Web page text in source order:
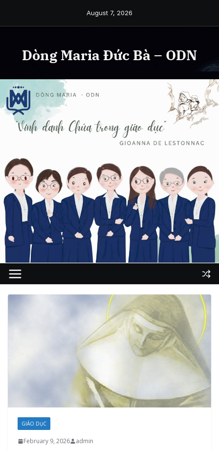
August 7, 2026
Dòng Maria Đức Bà – ODN
GIÁO DỤC
February 9, 2026 admin